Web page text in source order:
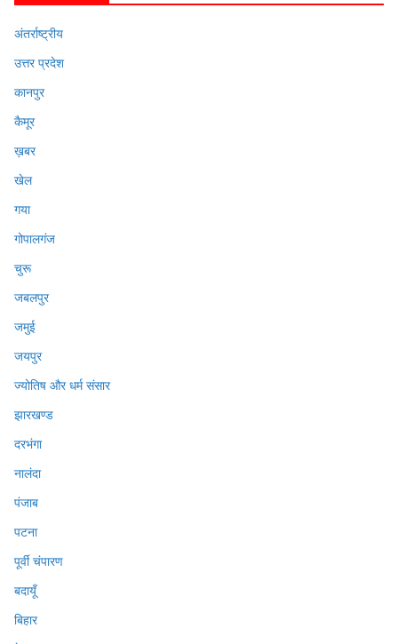
अंतर्राष्ट्रीय
उत्तर प्रदेश
कानपुर
कैमूर
ख़बर
खेल
गया
गोपालगंज
चुरू
जबलपुर
जमुई
जयपुर
ज्योतिष और धर्म संसार
झारखण्ड
दरभंगा
नालंदा
पंजाब
पटना
पूर्वी चंपारण
बदायूँ
बिहार